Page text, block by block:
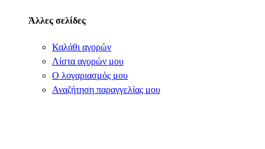
Άλλες σελίδες
Καλάθι αγορών
Λίστα αγορών μου
Ο λογαριασμός μου
Αναζήτηση παραγγελίας μου